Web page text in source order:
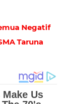
Negatif
Taruna